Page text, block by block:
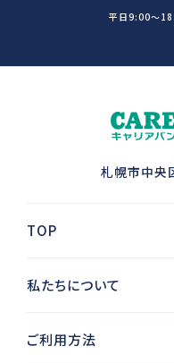
平日9:00～
札幌市中央
TOP
私たちについて
ご利用方法